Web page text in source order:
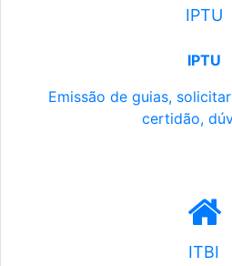
IPTU
IPTU
Emissão de guias,
certidão,
ITBI